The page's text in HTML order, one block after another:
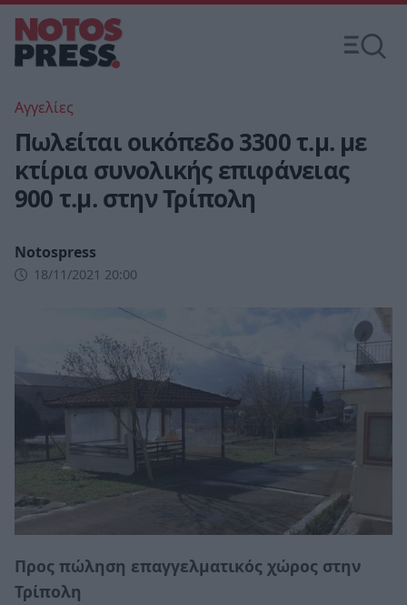
Αγγελίες
Πωλείται οικόπεδο 3300 τ.μ. με
κτίρια συνολικής επιφάνειας
900 τ.μ. στην Τρίπολη
Notospress
18/11/2021 20:00
Προς πώληση επαγγελματικός χώρος στην
Τρίπολη